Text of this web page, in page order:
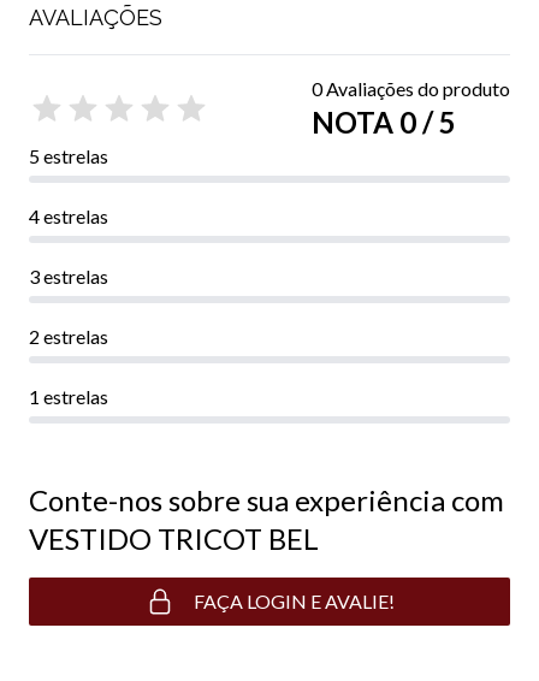
AVALIAÇÕES
0 Avaliações do produto
NOTA 0 / 5
5 estrelas
4 estrelas
3 estrelas
2 estrelas
1 estrelas
Conte-nos sobre sua experiência com
VESTIDO TRICOT BEL
FAÇA LOGIN E AVALIE!